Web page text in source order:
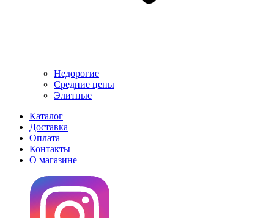
Недорогие
Средние цены
Элитные
Каталог
Доставка
Оплата
Контакты
О магазине